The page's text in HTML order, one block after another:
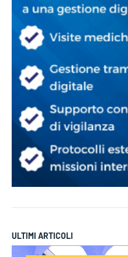
ULTIMI ARTICOLI